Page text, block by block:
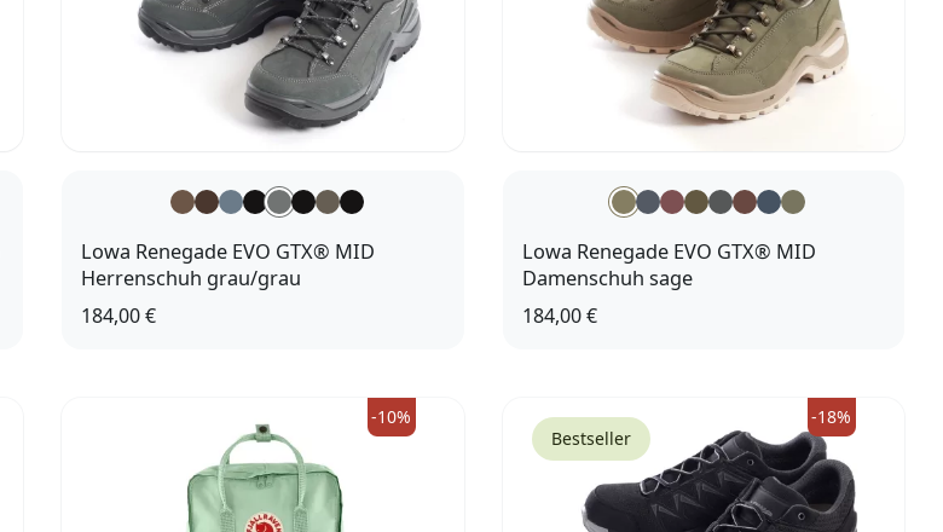
Lowa Renegade EVO GTX® MID
Herrenschuh grau/grau
184,00 €
Lowa Renegade EVO GTX® MID
Damenschuh sage
184,00 €
-10%
Bestseller
-18%